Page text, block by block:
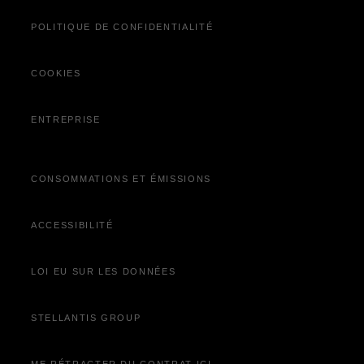
POLITIQUE DE CONFIDENTIALITÉ
COOKIES
ENTREPRISE
CONSOMMATIONS ET ÉMISSIONS
ACCESSIBILITÉ
LOI EU SUR LES DONNÉES
STELLANTIS GROUP